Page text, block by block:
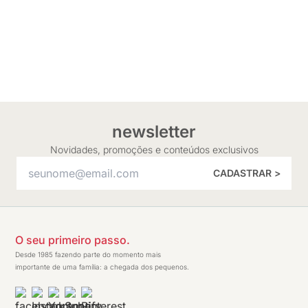
newsletter
Novidades, promoções e conteúdos exclusivos
CADASTRAR >
O seu primeiro passo.
Desde 1985 fazendo parte do momento mais
importante de uma família: a chegada dos pequenos.